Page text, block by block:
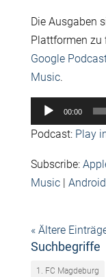
Die Ausgaben
Plattformen zu
Google
Music.
Audio-
Player
00:00
Podcast: Play
Subscribe:
Music| Android
« Ältere
Suchbegriffe
1. FC Magdeburg